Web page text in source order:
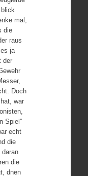
mal,
die
raus
ja
der
Doch
war
Spiel”
echt
die
daran
die
dnen